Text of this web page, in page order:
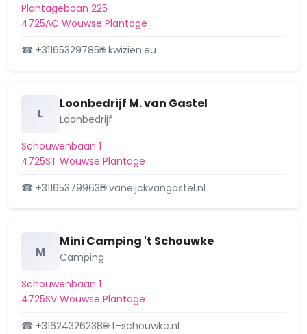
Plantagebaan 225
4725AC Wouwse Plantage
☎ +31165329785🌐 kwizien.eu
L
Loonbedrijf M. van Gastel
Loonbedrijf
Schouwenbaan 1
4725ST Wouwse Plantage
☎ +31165379963🌐 vaneijckvangastel.nl
M
Mini Camping 't Schouwke
Camping
Schouwenbaan 1
4725SV Wouwse Plantage
☎ +31624326238🌐 t-schouwke.nl